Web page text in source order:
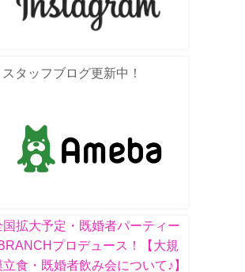
スタッフブログ更新中！
国拡大予定・既婚者パーティー
プロデュース！【大規
立食・既婚者飲み会について♪】